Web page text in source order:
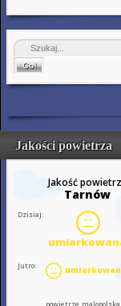
Jakości powietrza